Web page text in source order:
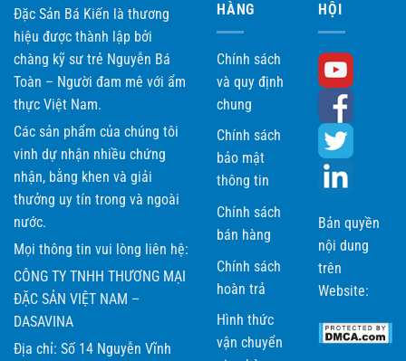
Đặc Sản Bá Kiến là thương
hiệu được thành lập bởi
chàng kỹ sư trẻ Nguyễn Bá
Toàn – Người đam mê với ẩm
thực Việt Nam.
Các sản phẩm của chúng tôi
vinh dự nhận nhiều chứng
nhận, bằng khen và giải
thưởng uy tín trong và ngoài
nước.
Mọi thông tin vui lòng liên hệ:
CÔNG TY TNHH THƯƠNG MẠI
ĐẶC SẢN VIỆT NAM –
DASAVINA
Địa chỉ: Số 14 Nguyễn Vĩnh
HÀNG
Chính sách
và quy định
chung
Chính sách
bảo mật
thông tin
Chính sách
bán hàng
Chính sách
hoàn trả
Hình thức
vận chuyển
HỘI
Bản quyền
nội dung
trên
Website: